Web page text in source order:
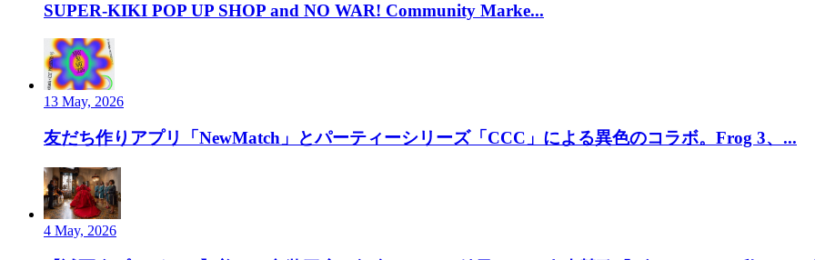
SUPER-KIKI POP UP SHOP and NO WAR! Community Marke...
13 May, 2026
友だち作りアプリ「NewMatch」とパーティーシリーズ「CCC」による異色のコラボ。Frog 3、...
4 May, 2026